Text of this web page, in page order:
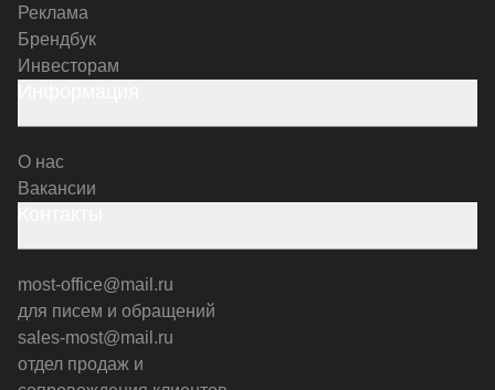
Реклама
Брендбук
Инвесторам
О нас
Вакансии
most-office@mail.ru
для писем и обращений
sales-most@mail.ru
отдел продаж и